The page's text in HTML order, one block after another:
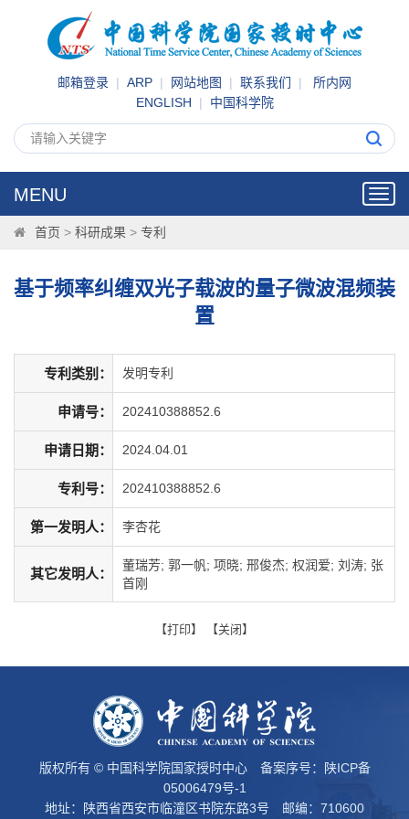
邮箱登录 | ARP | 网站地图 | 联系我们 | 所内网
ENGLISH | 中国科学院
MENU
首页 > 科研成果 > 专利
基于频率纠缠双光子载波的量子微波混频装
置
专利类别： 发明专利
申请号： 202410388852.6
申请日期： 2024.04.01
专利号： 202410388852.6
第一发明人： 李杏花
其它发明人：
董瑞芳; 郭一帆; 项晓; 邢俊杰; 权润爱; 刘涛; 张
首刚
【打印】 【关闭 】
版权所有 © 中国科学院国家授时中心 备案序号：
陕ICP备
05006479号-1
地址：陕西省西安市临潼区书院东路3号 邮编：710600